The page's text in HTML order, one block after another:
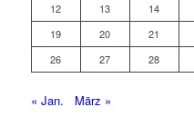
12
13 14
19
20 21
26
27 28
« Jan. März »